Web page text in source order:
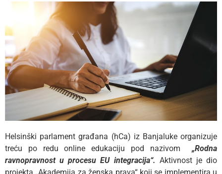
Helsinški parlament građana (hCa) iz Banjaluke organizuje
treću po redu online edukaciju pod nazivom „Rodna
ravnopravnost u procesu EU integracija“. Aktivnost je dio